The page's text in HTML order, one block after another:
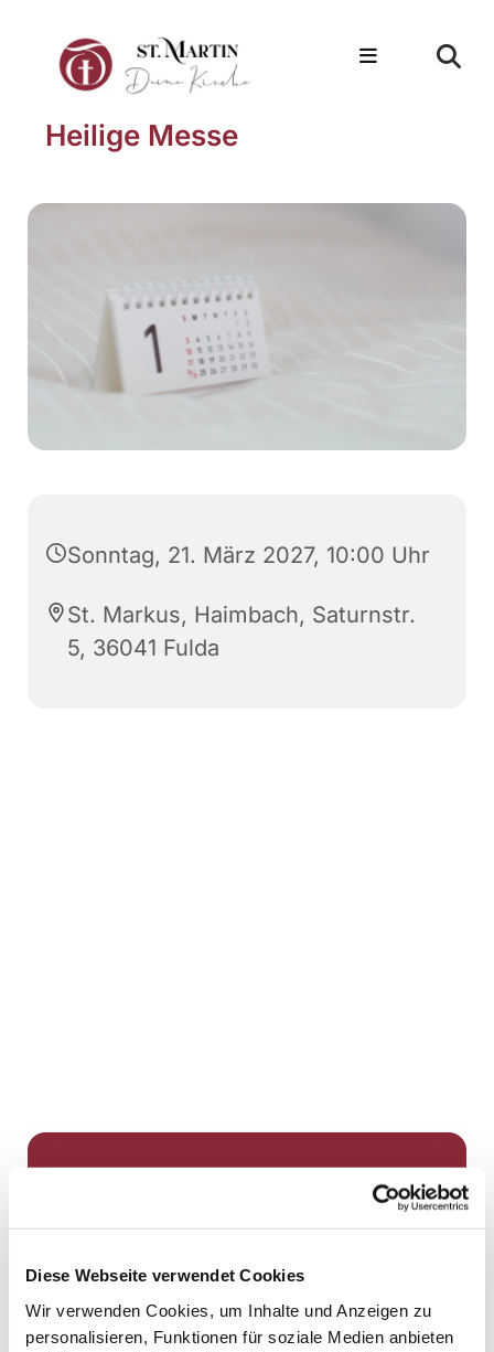
Diese Webseite verwendet Cookies
Wir verwenden Cookies, um Inhalte und Anzeigen zu
personalisieren, Funktionen für soziale Medien anbieten
Heilige Messe
Sonntag, 21. März 2027, 10:00 Uhr
St. Markus, Haimbach, Saturnstr.
5, 36041 Fulda
Dies könnte Sie auch
interessieren